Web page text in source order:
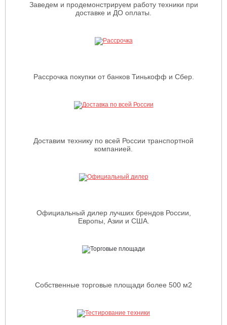
Заведем и продемонстрируем работу техники при
доставке и ДО оплаты.
Рассрочка покупки от банков Тинькофф и Сбер.
Доставим технику по всей России транспортной
компанией.
Официальный дилер лучших брендов России,
Европы, Азии и США.
Собственные торговые площади более 500 м2